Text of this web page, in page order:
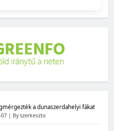
a dunaszerdahelyi fákat
07 By szerkeszto